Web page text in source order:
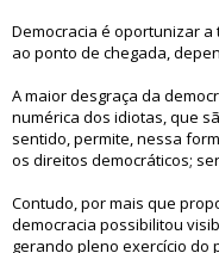
Democracia é oportunizar
ao ponto de chegada,
A maior desgraça da
numérica dos idiotas, que
sentido, permite, nessa
os direitos democráticos;
Contudo, por mais que
democracia possibilitou
gerando pleno exercício do